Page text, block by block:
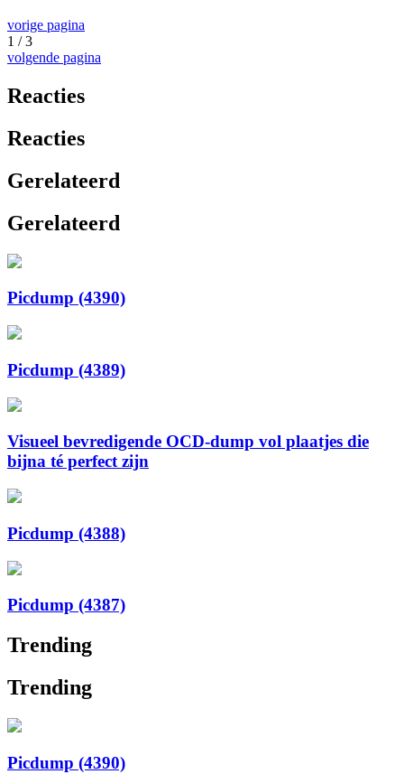
vorige pagina
1 / 3
volgende pagina
Reacties
Reacties
Gerelateerd
Gerelateerd
Picdump (4390)
Picdump (4389)
Visueel bevredigende OCD-dump vol plaatjes die
bijna té perfect zijn
Picdump (4388)
Picdump (4387)
Trending
Trending
Picdump (4390)